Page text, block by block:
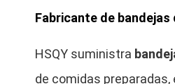
Fabricante de bandejas
HSQY suministra
de comidas